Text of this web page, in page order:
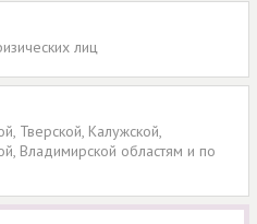
лиц
Тверской, Калужской,
Владимирской областям и по